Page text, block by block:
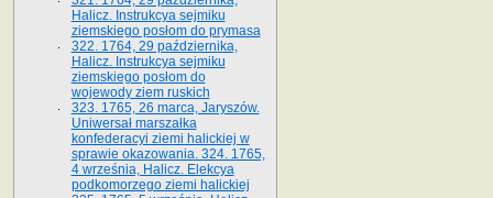
Halicz. Instrukcya sejmiku
ziemskiego posłom do prymasa
322. 1764, 29 października,
Halicz. Instrukcya sejmiku
ziemskiego posłom do
wojewody ziem ruskich
323. 1765, 26 marca, Jaryszów.
Uniwersał marszałka
konfederacyi ziemi halickiej w
sprawie okazowania. 324. 1765,
4 września, Halicz. Elekcya
podkomorzego ziemi halickiej